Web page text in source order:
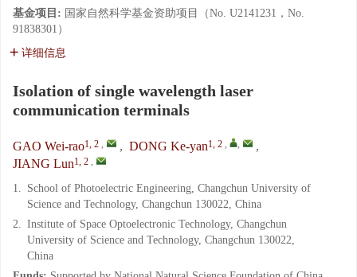
基金项目: 国家自然科学基金资助项目（No. U2141231，No.
91838301）
详细信息
Isolation of single wavelength laser
communication terminals
GAO Wei-rao1, 2 , , DONG Ke-yan1, 2 , ,
,
JIANG Lun1, 2 ,
1. School of Photoelectric Engineering, Changchun University of
Science and Technology, Changchun 130022, China
2. Institute of Space Optoelectronic Technology, Changchun
University of Science and Technology, Changchun 130022,
China